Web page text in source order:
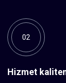
02
Hizmet